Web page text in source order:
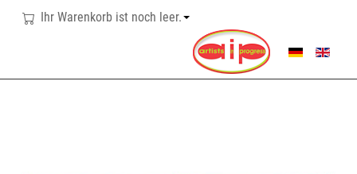
Ihr Warenkorb ist noch leer.
SPRACHE